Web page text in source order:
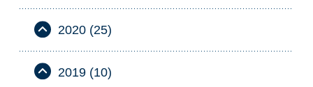
2020 (25)
2019 (10)